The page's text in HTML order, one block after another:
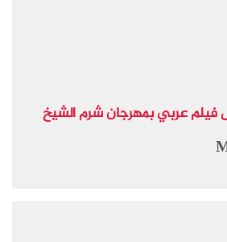
فيلم عربي بمهرجان شرم الشيخ